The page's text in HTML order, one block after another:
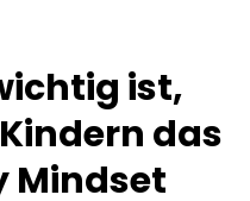
ist,
das
Mindset